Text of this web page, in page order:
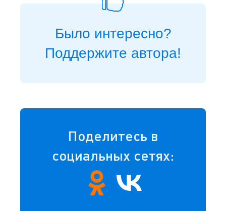
Было интересно?
Поддержите автора!
Поделитесь в
социальных сетях: